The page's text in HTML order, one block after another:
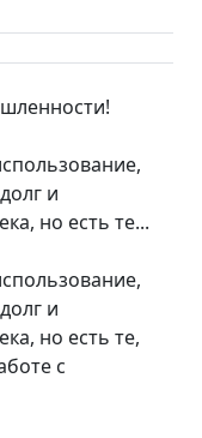
и
но есть те...
и
но есть те,
с